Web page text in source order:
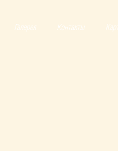
Галерея Контакты